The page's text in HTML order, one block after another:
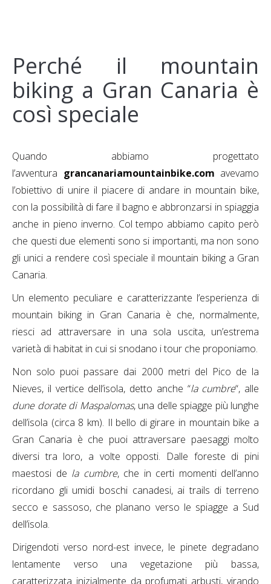
Perché il mountain
biking a Gran Canaria è
così speciale
Quando abbiamo progettato
l’avventura grancanariamountainbike.com avevamo
l’obiettivo di unire il piacere di andare in mountain bike,
con la possibilità di fare il bagno e abbronzarsi in spiaggia
anche in pieno inverno. Col tempo abbiamo capito però
che questi due elementi sono si importanti, ma non sono
gli unici a rendere così speciale il mountain biking a Gran
Canaria.
Un elemento peculiare e caratterizzante l’esperienza di
mountain biking in Gran Canaria è che, normalmente,
riesci ad attraversare in una sola uscita, un’estrema
varietà di habitat in cui si snodano i tour che proponiamo.
Non solo puoi passare dai 2000 metri del Pico de la
Nieves, il vertice dell’isola, detto anche “la cumbre“, alle
dune dorate di Maspalomas, una delle spiagge più lunghe
dell’isola (circa 8 km). Il bello di girare in mountain bike a
Gran Canaria è che puoi attraversare paesaggi molto
diversi tra loro, a volte opposti. Dalle foreste di pini
maestosi de la cumbre, che in certi momenti dell’anno
ricordano gli umidi boschi canadesi, ai trails di terreno
secco e sassoso, che planano verso le spiagge a Sud
dell’isola.
Dirigendoti verso nord-est invece, le pinete degradano
lentamente verso una vegetazione più bassa,
caratterizzata inizialmente da profumati arbusti, virando